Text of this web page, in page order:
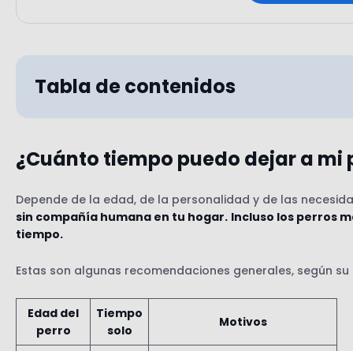
Tabla de contenidos
1) Saca a tu amigo perruno
2) No le des rienda suelta
¿Cuánto tiempo puedo dejar a mi
Depende de la edad, de la personalidad y de las
sin compañía humana en tu hogar. Incluso los perros
tiempo.
Estas son algunas recomendaciones generales, según su
Edad del
perro
Tiempo
solo
Motivos